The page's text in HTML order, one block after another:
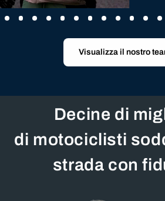
Visualizza il nostro
Decine di
di motociclisti
strada con